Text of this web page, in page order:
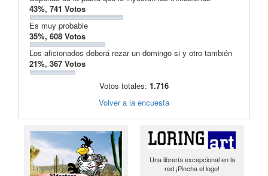
43%, 741 Votos
Es muy probable
35%, 608 Votos
Los aficionados deberá rezar un domingo si y otro también
21%, 367 Votos
Votos totales: 1.716
Volver a la encuesta
Una librería excepcional en la
red ¡Pincha el logo!